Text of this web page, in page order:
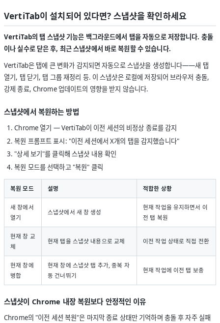
VertiTab이 설치되어 있다면? 스냅샷을 확인하세요
VertiTab의 탭 스냅샷 기능은 백그라운드에서 탭을 자동으로 저장합니다. 충돌
이나 실수로 닫은 후, 최근 스냅샷에서 바로 복원할 수 있습니다.
VertiTab은 탭에 큰 변화가 감지되면 자동으로 스냅샷을 생성합니다——새 탭
열기, 탭 닫기, 탭 그룹 재정리 등. 이 스냅샷은 로컬에 저장되어 브라우저 충돌,
강제 종료, Chrome 업데이트의 영향을 받지 않습니다.
스냅샷에서 복원하는 방법
Chrome 열기 — VertiTab이 이전 세션의 비정상 종료를 감지
복원 프롬프트 표시: "이전 세션에서 X개의 탭을 감지했습니다"
"상세 보기"를 클릭해 스냅샷 내용 확인
복원 모드를 선택하고 "복원" 클릭
복원 모드 설명 적합한 상황
새 창에서
열기
스냅샷에서 새 창 생성
현재 작업을 유지하면서 이
전 탭 복원
현재 창 교
체
현재 탭을 스냅샷 내용으로 교체 이전 작업 상태로 직접 전환
현재 창에
병합
현재 창에 스냅샷 탭 추가, 중복 자
동 건너뛰기
현재 작업에 이전 탭 보충
스냅샷이 Chrome 내장 복원보다 안정적인 이유
Chrome의 "이전 세션 복원"은 마지막 종료 상태만 기억하며 충돌 후 자주 실패